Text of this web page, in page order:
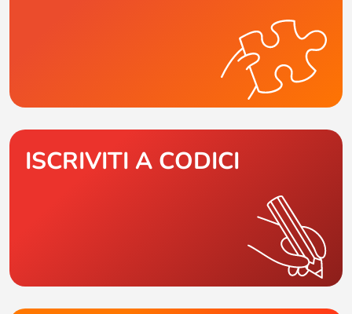
ISCRIVITI A CODICI